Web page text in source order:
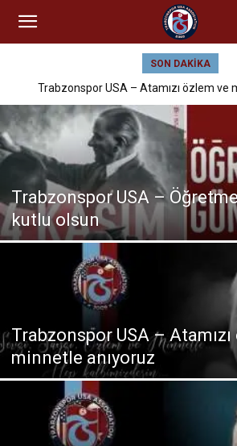
SON DAKIKA
Trabzonspor USA – Atamızı özlem ve
Trabzonspor USA –
kutlu olsun
Trabzonspor USA –
minnetle anıyoruz